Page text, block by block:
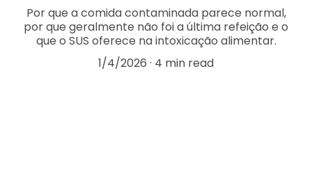
Por que a comida contaminada parece normal,
por que geralmente não foi a última refeição e o
que o SUS oferece na intoxicação alimentar.
1/4/2026 4 min read